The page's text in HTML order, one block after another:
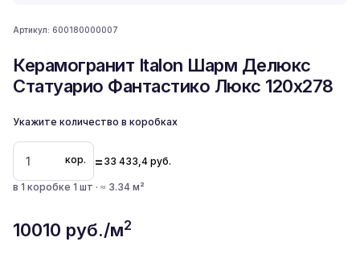
Артикул: 600180000007
Керамогранит Italon Шарм Делюкс
Статуарио Фантастико Люкс 120x278
Укажите количество в коробках
кор. = 33 433,4 руб.
в 1 коробке 1 шт · ≈ 3.34 м²
10010 руб./м2